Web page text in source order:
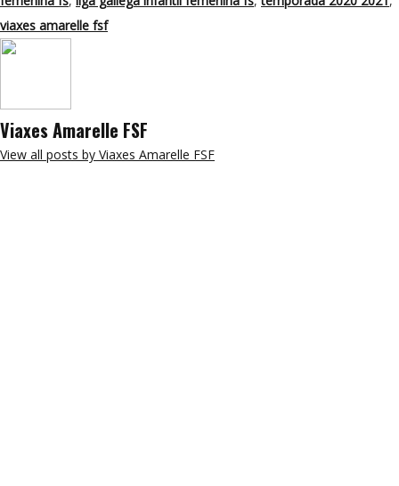
viaxes amarelle fsf
Viaxes Amarelle FSF
View all posts by Viaxes Amarelle FSF